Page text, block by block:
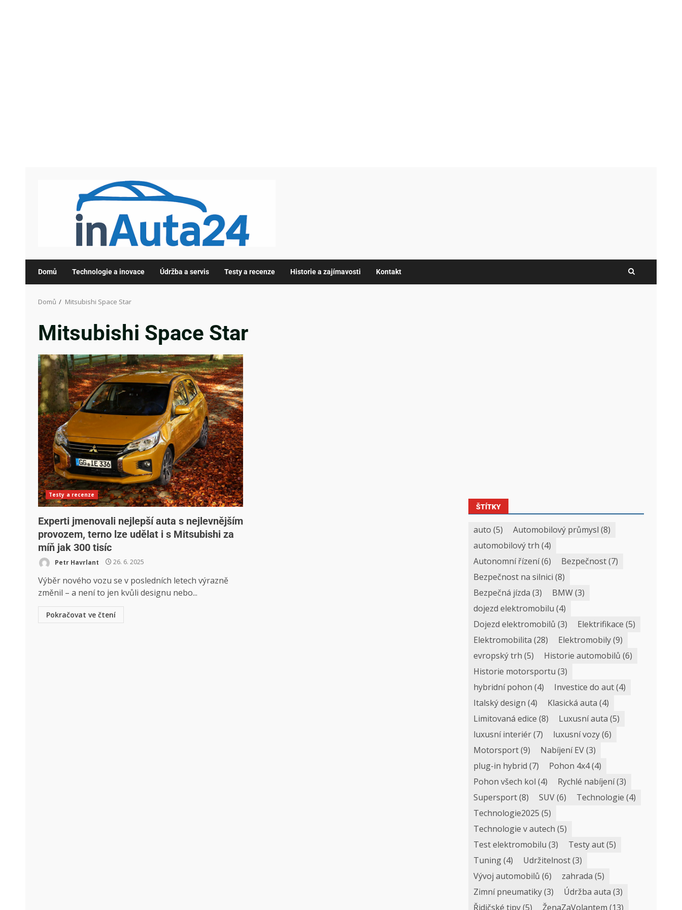
Domů Technologie a inovace Údržba a servis Testy a recenze Historie a zajímavosti Kontakt
Domů Mitsubishi Space Star
Mitsubishi Space Star
Testy a recenze
Experti jmenovali nejlepší auta s nejlevnějším
provozem, terno lze udělat i s Mitsubishi za
míň jak 300 tisíc
Petr Havrlant 26. 6. 2025
Výběr nového vozu se v posledních letech výrazně
změnil – a není to jen kvůli designu nebo...
Pokračovat ve čtení
ŠTÍTKY
auto (5) Automobilový průmysl (8)
automobilový trh (4)
Autonomní řízení(6) Bezpečnost(7)
Bezpečnost na silnici (8)
Bezpečná jízda (3) BMW(3)
dojezd elektromobilu (4)
Dojezd elektromobilů (3) Elektrifikace (5)
Elektromobilita (28) Elektromobily(9)
evropský trh (5) Historie automobilů (6)
Historie motorsportu (3)
hybridní pohon (4) Investice do aut(4)
Italský design (4) Klasická auta (4)
Limitovaná edice (8) Luxusní auta (5)
luxusní interiér(7) luxusní vozy(6)
Motorsport(9) Nabíjení EV(3)
plug-in hybrid (7) Pohon 4x4(4)
Pohon všech kol (4) Rychlé nabíjení(3)
Supersport(8) SUV(6) Technologie (4)
Technologie2025 (5)
Technologie v autech (5)
Test elektromobilu (3) Testy aut(5)
Tuning(4) Udržitelnost(3)
Vývoj automobilů (6) zahrada (5)
Zimní pneumatiky(3) Údržba auta (3)
Řidičské tipy(5) ŽenaZaVolantem (13)